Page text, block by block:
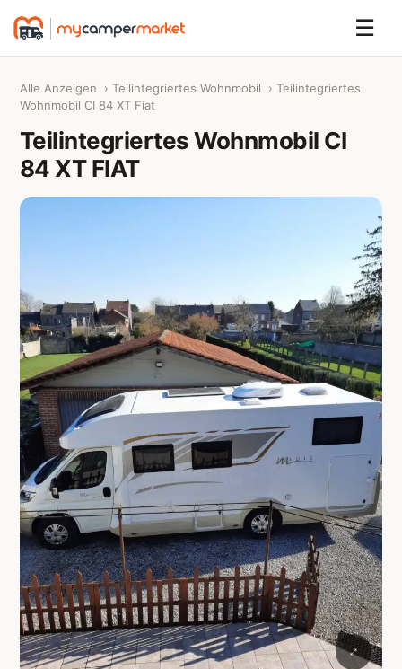
☰
Alle Anzeigen › Teilintegriertes Wohnmobil › Teilintegriertes
Wohnmobil CI 84 XT Fiat
Teilintegriertes Wohnmobil CI
84 XT FIAT